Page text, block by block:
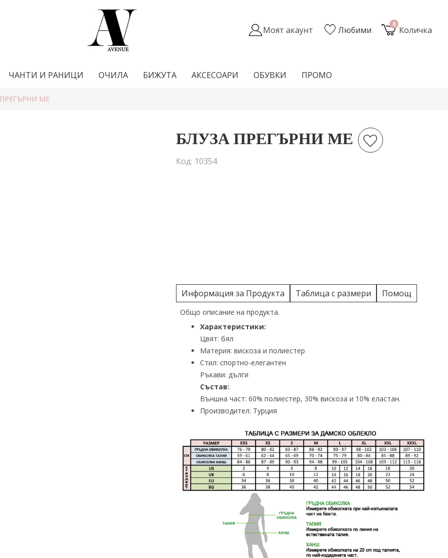
0
Количка
Любими
Моят акаунт
ЧАНТИ И РАНИЦИ ОЧИЛА БИЖУТА АКСЕСОАРИ ОБУВКИ ПРОМО
МЕ
БЛУЗА ПРЕГЪРНИ МЕ
Код: 10354
Информация за Продукта Таблица с размери Помощ
Общо описание на продукта.
Характеристики:
Цвят: бял
Материя: вискоза и полиестер
Стил: спортно-елегантен
Ръкави: дълги
Състав:
Външна част: 60% полиестер, 30% вискоза и 10% еластан.
Производител: Турция